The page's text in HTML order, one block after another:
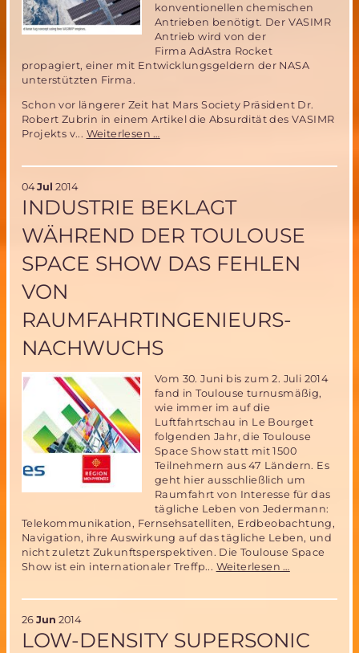
konventionellen chemischen
Antrieben benötigt. Der VASIMR
Antrieb wird von der
Firma AdAstra Rocket
propagiert, einer mit Entwicklungsgeldern der NASA
unterstützten Firma.
Schon vor längerer Zeit hat Mars Society Präsident Dr.
Robert Zubrin in einem Artikel die Absurdität des VASIMR
Projekts v... Weiterlesen …
für
Marsmissionen
04 Jul 2014
INDUSTRIE BEKLAGT
WÄHREND DER TOULOUSE
SPACE SHOW DAS FEHLEN
VON
RAUMFAHRTINGENIEURS-
NACHWUCHS
Vom 30. Juni bis zum 2. Juli 2014
fand in Toulouse turnusmäßig,
wie immer im auf die
Luftfahrtschau in Le Bourget
folgenden Jahr, die Toulouse
Space Show statt mit 1500
Teilnehmern aus 47 Ländern. Es
geht hier ausschließlich um
Raumfahrt von Interesse für das
tägliche Leben von Jedermann:
Telekommunikation, Fernsehsatelliten, Erdbeobachtung,
Navigation, ihre Auswirkung auf das tägliche Leben, und
nicht zuletzt Zukunftsperspektiven. Die Toulouse Space
Show ist ein internationaler Treffp... Weiterlesen …
Space
26 Jun 2014
LOW-DENSITY SUPERSONIC